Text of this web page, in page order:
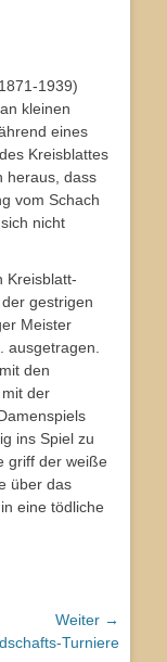
1939)
kleinen
eines
Kreisblattes
heraus, dass
vom Schach
nicht
Kreisblatt-
gestrigen
Meister
ausgetragen.
den
der
ins Spiel zu
griff der weiße
über das
eine tödliche
Weiter →
Turniere